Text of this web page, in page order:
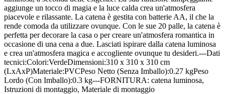
aggiunge un tocco di magia e la luce calda crea un'atmosfera
piacevole e rilassante. La catena è gestita con batterie AA, il che la
rende comoda da utilizzare ovunque. Con le sue 20 palle, la catena è
perfetta per decorare la casa o per creare un'atmosfera romantica in
occasione di una cena a due. Lasciati ispirare dalla catena luminosa
e crea un'atmosfera magica e accogliente ovunque tu desideri.---Dati
tecnici:Colori:VerdeDimensioni:310 x 310 x 310 cm
(LxAxP)Materiale:PVCPeso Netto (Senza Imballo):0.27 kgPeso
Lordo (Con Imballo):0.3 kg---FORNITURA: catena luminosa,
Istruzioni di montaggio, Materiale di montaggio